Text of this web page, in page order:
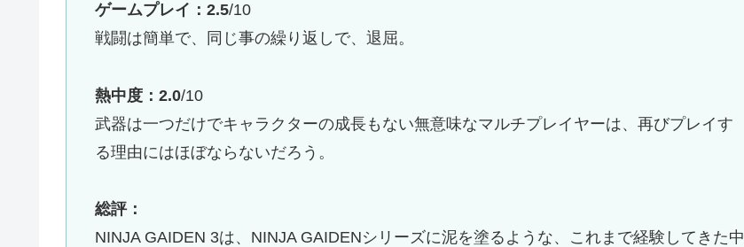
ゲームプレイ：2.5/10
戦闘は簡単で、同じ事の繰り返しで、退屈。
熱中度：2.0/10
武器は一つだけでキャラクターの成長もない無意味なマルチプレイヤーは、再びプレイす
る理由にはほぼならないだろう。
総評：
NINJA GAIDEN 3は、NINJA GAIDENシリーズに泥を塗るような、これまで経験してきた中